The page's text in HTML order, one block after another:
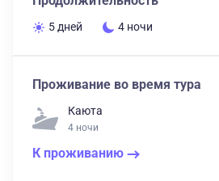
5 дней 4 ночи
Проживание во время тура
Каюта
4 ночи
К проживанию